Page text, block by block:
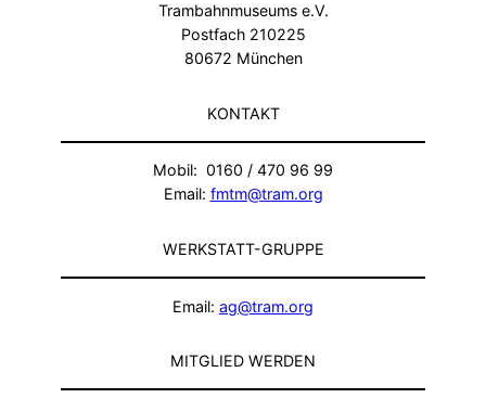
Trambahnmuseums e.V.
Postfach 210225
80672 München
KONTAKT
Mobil: 0160 / 470 96 99
Email: fmtm@tram.org
WERKSTATT-GRUPPE
Email: ag@tram.org
MITGLIED WERDEN